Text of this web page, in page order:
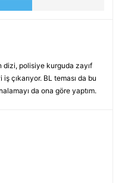
dizi, polisiye kurguda zayıf
çıkarıyor. BL teması da bu
da ona göre yaptım.